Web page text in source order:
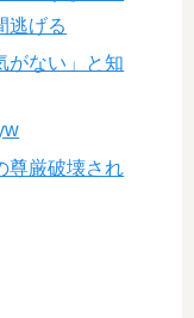
逃げる
がない」と知
尊厳破壊され